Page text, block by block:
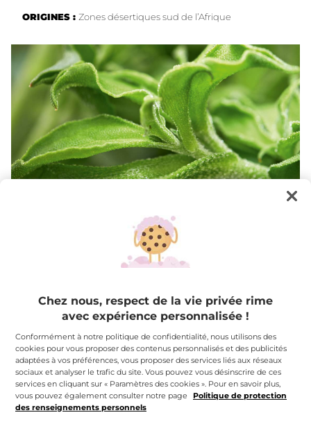
ORIGINES : Zones désertiques sud de l’Afrique
LE GÉNIE DU VÉGÉTAL : L’ADAPTATION
Originaire des zones désertiques du sud de l’Afrique, la
extrêmes . Au cours des siècles, elle a ainsi su se propager
jusqu’en Australie, sur les côtes américaines et sur le
pourtour méditerranéen.
Contrairement aux autres végétaux qui portent en
moyenne 2 séries de chromosomes, la Ficoïde glacialeen
possède jusqu’à 128! Elle dispose d’un jeu de cartes
génétiques si complet qu’elle a le pouvoir de s’adapter à
toutes les situations. Cette caractéristique exceptionnelle,
Chez nous, respect de la vie privée rime
avec expérience personnalisée !
Conformément à notre politique de confidentialité, nous utilisons des
cookies pour vous proposer des contenus personnalisés et des publicités
adaptées à vos préférences, vous proposer des services liés aux réseaux
sociaux et analyser le trafic du site. Vous pouvez vous désinscrire de ces
services en cliquant sur « Paramètres des cookies ». Pour en savoir plus,
vous pouvez également consulter notre page
Politique de protection
des renseignements personnels